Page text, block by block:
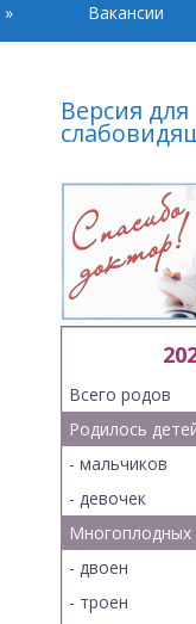
» Вакансии
Версия для
Всего родов
Родилось
- мальчиков
- девочек
Многоплодных
- двоен
- троен